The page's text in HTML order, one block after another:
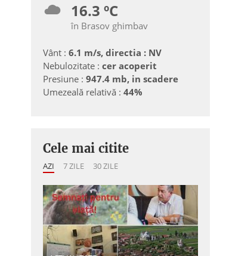
16.3 ºC
în Brasov ghimbav
Vânt : 6.1 m/s, directia : NV
Nebulozitate : cer acoperit
Presiune : 947.4 mb, in scadere
Umezeală relativă : 44%
Cele mai citite
AZI 7 ZILE 30 ZILE